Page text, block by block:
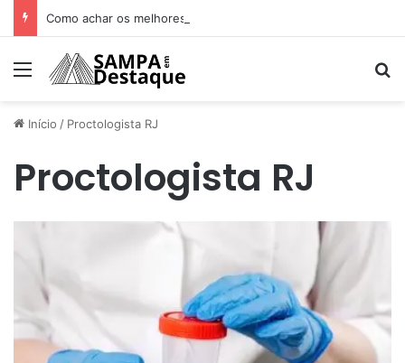
Menu
Início / Proctologista RJ
Proctologista RJ